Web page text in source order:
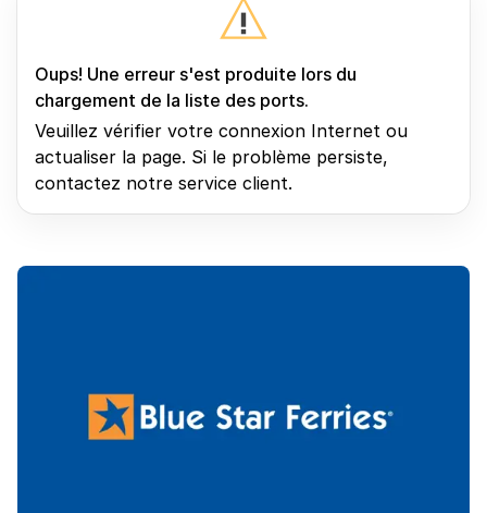
Oups! Une erreur s'est produite lors du
chargement de la liste des ports.
Veuillez vérifier votre connexion Internet ou
actualiser la page. Si le problème persiste,
contactez notre service client.